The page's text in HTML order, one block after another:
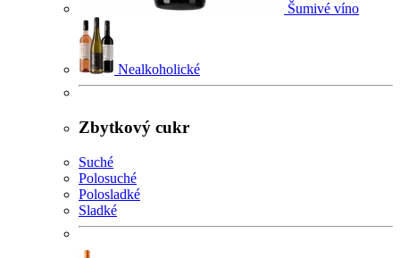
Šumivé víno
Nealkoholické
Zbytkový cukr
Suché
Polosuché
Polosladké
Sladké